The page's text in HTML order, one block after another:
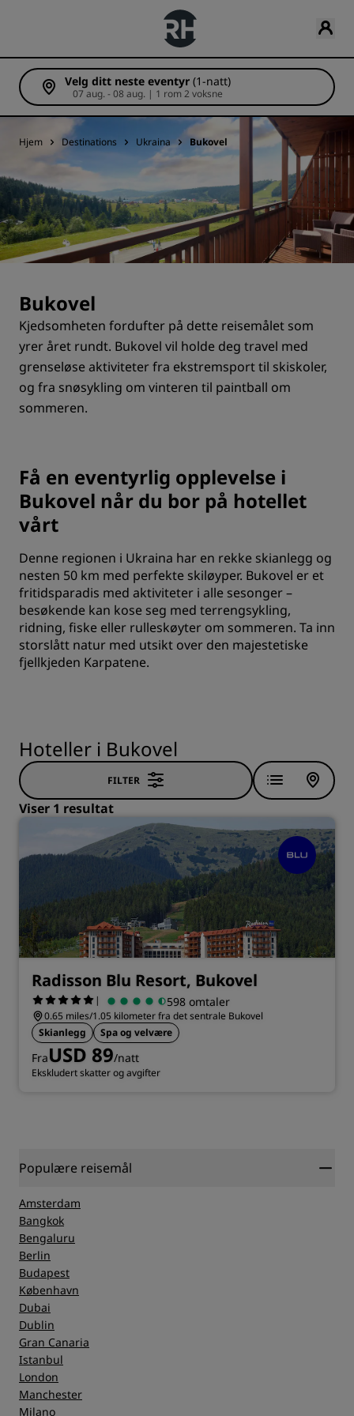
Velg ditt neste eventyr (1-natt)
07 aug. - 08 aug. | 1 rom 2 voksne
Hjem Destinations Ukraina Bukovel
Bukovel
Kjedsomheten fordufter på dette reisemålet som
yrer året rundt. Bukovel vil holde deg travel med
grenseløse aktiviteter fra ekstremsport til skiskoler,
og fra snøsykling om vinteren til paintball om
sommeren.
Få en eventyrlig opplevelse i
Bukovel når du bor på hotellet
vårt
Denne regionen i Ukraina har en rekke skianlegg og
nesten 50 km med perfekte skiløyper. Bukovel er et
fritidsparadis med aktiviteter i alle sesonger –
besøkende kan kose seg med terrengsykling,
ridning, fiske eller rulleskøyter om sommeren. Ta inn
storslått natur med utsikt over den majestetiske
fjellkjeden Karpatene.
Hoteller i Bukovel
FILTER
Viser 1 resultat
Radisson Blu Resort, Bukovel
| 598 omtaler
0.65 miles/1.05 kilometer fra det sentrale Bukovel
Skianlegg
Spa og velvære
FraUSD 89/natt
Ekskludert skatter og avgifter
Populære reisemål
Amsterdam
Bangkok
Bengaluru
Berlin
Budapest
København
Dubai
Dublin
Gran Canaria
Istanbul
London
Manchester
Milano